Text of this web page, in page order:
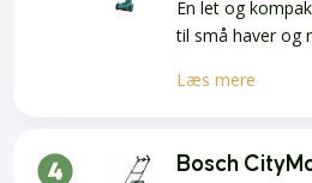
En let og
til små haver og
Læs mere
Bosch